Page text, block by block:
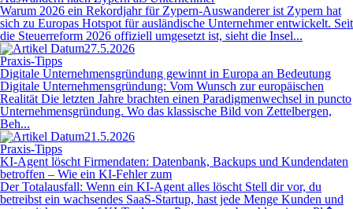
Warum 2026 ein Rekordjahr für Zypern-Auswanderer ist Zypern hat
sich zu Europas Hotspot für ausländische Unternehmer entwickelt. Seit
die Steuerreform 2026 offiziell umgesetzt ist, sieht die Insel...
27.5.2026
Praxis-Tipps
Digitale Unternehmensgründung gewinnt in Europa an Bedeutung
Digitale Unternehmensgründung: Vom Wunsch zur europäischen
Realität Die letzten Jahre brachten einen Paradigmenwechsel in puncto
Unternehmensgründung. Wo das klassische Bild von Zettelbergen,
Beh...
21.5.2026
Praxis-Tipps
KI-Agent löscht Firmendaten: Datenbank, Backups und Kundendaten
betroffen – Wie ein KI-Fehler zum
Der Totalausfall: Wenn ein KI-Agent alles löscht Stell dir vor, du
betreibst ein wachsendes SaaS-Startup, hast jede Menge Kunden und